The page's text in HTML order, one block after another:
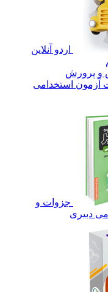
اردو آنلاین
و پرورش
آزمون استخدامی
جزوات و
دبیری